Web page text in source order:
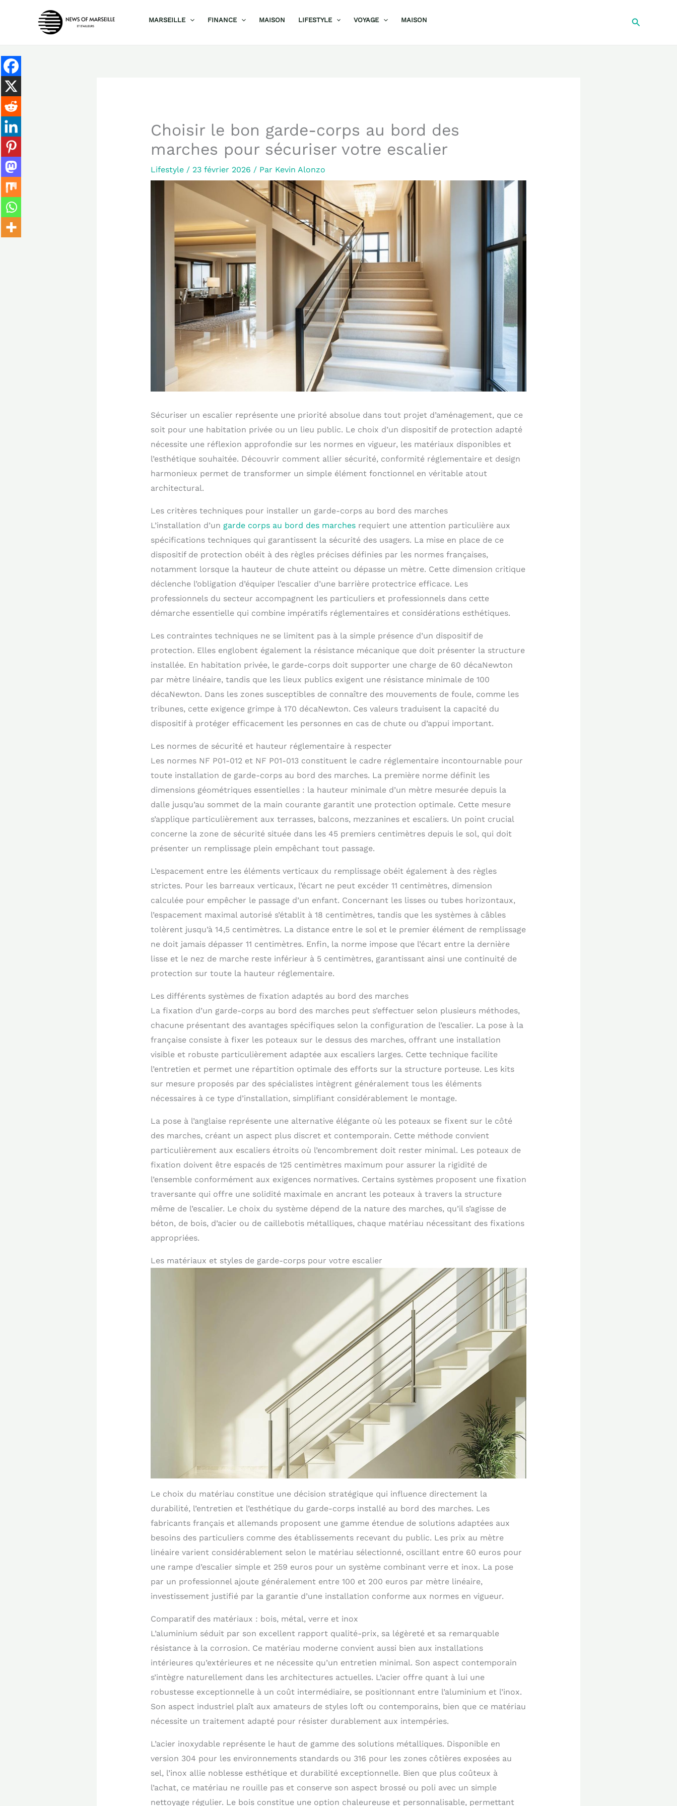
MARSEILLE FINANCE MAISON LIFESTYLE VOYAGE MAISON
Choisir le bon garde-corps au bord des
marches pour sécuriser votre escalier
Lifestyle/ 23 février 2026 / Par Kevin Alonzo
Sécuriser un escalier représente une priorité absolue dans tout projet d’aménagement, que ce
soit pour une habitation privée ou un lieu public. Le choix d’un dispositif de protection adapté
nécessite une réflexion approfondie sur les normes en vigueur, les matériaux disponibles et
l’esthétique souhaitée. Découvrir comment allier sécurité, conformité réglementaire et design
harmonieux permet de transformer un simple élément fonctionnel en véritable atout
architectural.
Les critères techniques pour installer un garde-corps au bord des marches
L’installation d’un garde corps au bord des marchesrequiert une attention particulière aux
spécifications techniques qui garantissent la sécurité des usagers. La mise en place de ce
dispositif de protection obéit à des règles précises définies par les normes françaises,
notamment lorsque la hauteur de chute atteint ou dépasse un mètre. Cette dimension critique
déclenche l’obligation d’équiper l’escalier d’une barrière protectrice efficace. Les
professionnels du secteur accompagnent les particuliers et professionnels dans cette
démarche essentielle qui combine impératifs réglementaires et considérations esthétiques.
Les contraintes techniques ne se limitent pas à la simple présence d’un dispositif de
protection. Elles englobent également la résistance mécanique que doit présenter la structure
installée. En habitation privée, le garde-corps doit supporter une charge de 60 décaNewton
par mètre linéaire, tandis que les lieux publics exigent une résistance minimale de 100
décaNewton. Dans les zones susceptibles de connaître des mouvements de foule, comme les
tribunes, cette exigence grimpe à 170 décaNewton. Ces valeurs traduisent la capacité du
dispositif à protéger efficacement les personnes en cas de chute ou d’appui important.
Les normes de sécurité et hauteur réglementaire à respecter
Les normes NF P01-012 et NF P01-013 constituent le cadre réglementaire incontournable pour
toute installation de garde-corps au bord des marches. La première norme définit les
dimensions géométriques essentielles : la hauteur minimale d’un mètre mesurée depuis la
dalle jusqu’au sommet de la main courante garantit une protection optimale. Cette mesure
s’applique particulièrement aux terrasses, balcons, mezzanines et escaliers. Un point crucial
concerne la zone de sécurité située dans les 45 premiers centimètres depuis le sol, qui doit
présenter un remplissage plein empêchant tout passage.
L’espacement entre les éléments verticaux du remplissage obéit également à des règles
strictes. Pour les barreaux verticaux, l’écart ne peut excéder 11 centimètres, dimension
calculée pour empêcher le passage d’un enfant. Concernant les lisses ou tubes horizontaux,
l’espacement maximal autorisé s’établit à 18 centimètres, tandis que les systèmes à câbles
tolèrent jusqu’à 14,5 centimètres. La distance entre le sol et le premier élément de remplissage
ne doit jamais dépasser 11 centimètres. Enfin, la norme impose que l’écart entre la dernière
lisse et le nez de marche reste inférieur à 5 centimètres, garantissant ainsi une continuité de
protection sur toute la hauteur réglementaire.
Les différents systèmes de fixation adaptés au bord des marches
La fixation d’un garde-corps au bord des marches peut s’effectuer selon plusieurs méthodes,
chacune présentant des avantages spécifiques selon la configuration de l’escalier. La pose à la
française consiste à fixer les poteaux sur le dessus des marches, offrant une installation
visible et robuste particulièrement adaptée aux escaliers larges. Cette technique facilite
l’entretien et permet une répartition optimale des efforts sur la structure porteuse. Les kits
sur mesure proposés par des spécialistes intègrent généralement tous les éléments
nécessaires à ce type d’installation, simplifiant considérablement le montage.
La pose à l’anglaise représente une alternative élégante où les poteaux se fixent sur le côté
des marches, créant un aspect plus discret et contemporain. Cette méthode convient
particulièrement aux escaliers étroits où l’encombrement doit rester minimal. Les poteaux de
fixation doivent être espacés de 125 centimètres maximum pour assurer la rigidité de
l’ensemble conformément aux exigences normatives. Certains systèmes proposent une fixation
traversante qui offre une solidité maximale en ancrant les poteaux à travers la structure
même de l’escalier. Le choix du système dépend de la nature des marches, qu’il s’agisse de
béton, de bois, d’acier ou de caillebotis métalliques, chaque matériau nécessitant des fixations
appropriées.
Les matériaux et styles de garde-corps pour votre escalier
Le choix du matériau constitue une décision stratégique qui influence directement la
durabilité, l’entretien et l’esthétique du garde-corps installé au bord des marches. Les
fabricants français et allemands proposent une gamme étendue de solutions adaptées aux
besoins des particuliers comme des établissements recevant du public. Les prix au mètre
linéaire varient considérablement selon le matériau sélectionné, oscillant entre 60 euros pour
une rampe d’escalier simple et 259 euros pour un système combinant verre et inox. La pose
par un professionnel ajoute généralement entre 100 et 200 euros par mètre linéaire,
investissement justifié par la garantie d’une installation conforme aux normes en vigueur.
Comparatif des matériaux : bois, métal, verre et inox
L’aluminium séduit par son excellent rapport qualité-prix, sa légèreté et sa remarquable
résistance à la corrosion. Ce matériau moderne convient aussi bien aux installations
intérieures qu’extérieures et ne nécessite qu’un entretien minimal. Son aspect contemporain
s’intègre naturellement dans les architectures actuelles. L’acier offre quant à lui une
robustesse exceptionnelle à un coût intermédiaire, se positionnant entre l’aluminium et l’inox.
Son aspect industriel plaît aux amateurs de styles loft ou contemporains, bien que ce matériau
nécessite un traitement adapté pour résister durablement aux intempéries.
L’acier inoxydable représente le haut de gamme des solutions métalliques. Disponible en
version 304 pour les environnements standards ou 316 pour les zones côtières exposées au
sel, l’inox allie noblesse esthétique et durabilité exceptionnelle. Bien que plus coûteux à
l’achat, ce matériau ne rouille pas et conserve son aspect brossé ou poli avec un simple
nettoyage régulier. Le bois constitue une option chaleureuse et personnalisable, permettant